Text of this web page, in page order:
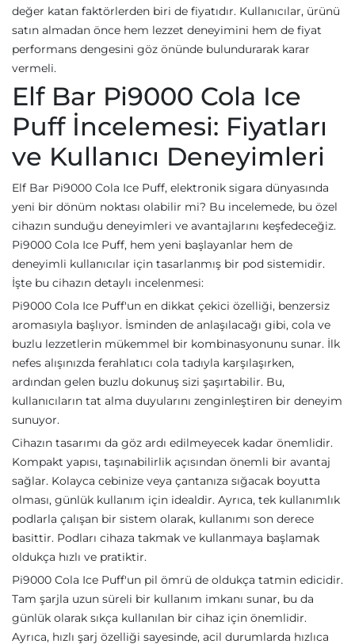
değer katan faktörlerden biri de fiyatıdır. Kullanıcılar, ürünü
satın almadan önce hem lezzet deneyimini hem de fiyat
performans dengesini göz önünde bulundurarak karar
vermeli.
Elf Bar Pi9000 Cola Ice
Puff İncelemesi: Fiyatları
ve Kullanıcı Deneyimleri
Elf Bar Pi9000 Cola Ice Puff, elektronik sigara dünyasında
yeni bir dönüm noktası olabilir mi? Bu incelemede, bu özel
cihazın sunduğu deneyimleri ve avantajlarını keşfedeceğiz.
Pi9000 Cola Ice Puff, hem yeni başlayanlar hem de
deneyimli kullanıcılar için tasarlanmış bir pod sistemidir.
İşte bu cihazın detaylı incelenmesi:
Pi9000 Cola Ice Puff'un en dikkat çekici özelliği, benzersiz
aromasıyla başlıyor. İsminden de anlaşılacağı gibi, cola ve
buzlu lezzetlerin mükemmel bir kombinasyonunu sunar. İlk
nefes alışınızda ferahlatıcı cola tadıyla karşılaşırken,
ardından gelen buzlu dokunuş sizi şaşırtabilir. Bu,
kullanıcıların tat alma duyularını zenginleştiren bir deneyim
sunuyor.
Cihazın tasarımı da göz ardı edilmeyecek kadar önemlidir.
Kompakt yapısı, taşınabilirlik açısından önemli bir avantaj
sağlar. Kolayca cebinize veya çantanıza sığacak boyutta
olması, günlük kullanım için idealdir. Ayrıca, tek kullanımlık
podlarla çalışan bir sistem olarak, kullanımı son derece
basittir. Podları cihaza takmak ve kullanmaya başlamak
oldukça hızlı ve pratiktir.
Pi9000 Cola Ice Puff'un pil ömrü de oldukça tatmin edicidir.
Tam şarjla uzun süreli bir kullanım imkanı sunar, bu da
günlük olarak sıkça kullanılan bir cihaz için önemlidir.
Ayrıca, hızlı şarj özelliği sayesinde, acil durumlarda hızlıca